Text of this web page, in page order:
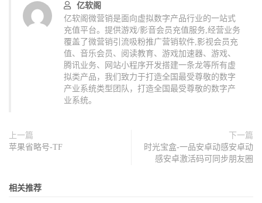
亿软阁
亿软阁微营销是面向虚拟数字产品行业的一站式
充值平台。提供游戏/影音会员充值服务,经营业务
覆盖了微营销引流吸粉推广营销软件,影视会员充
值、音乐会员、阅读教育、游戏加速器、游戏、
腾讯业务、网站小程序开发搭建一条龙等所有虚
拟类产品，我们致力于打造全国最受尊敬的数字
产业系统类型团队，打造全国最受尊敬的数字产
业系统。
上一篇
苹果省略号-TF
下一篇
时光宝盒-一品安卓动感安卓动
感安卓激活码可同步朋友圈
相关推荐